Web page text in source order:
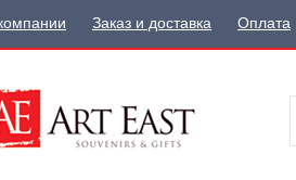
Заказ и доставка Оплата